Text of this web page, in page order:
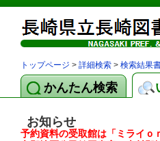
トップページ > 詳細検索 > 検索結果
かんたん検索
お知らせ
予約資料の受取館は「ミライｏ